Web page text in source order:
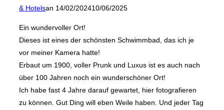
& Hotelsan Veröffentlicht
14/02/202410/06/2025
Ein wundervoller Ort!
Dieses ist eines der schönsten Schwimmbad, das ich je
vor meiner Kamera hatte!
Erbaut um 1900, voller Prunk und Luxus ist es auch nach
über 100 Jahren noch ein wunderschöner Ort!
Ich habe fast 4 Jahre darauf gewartet, hier fotografieren
zu können. Gut Ding will eben Weile haben. Und jeder Tag